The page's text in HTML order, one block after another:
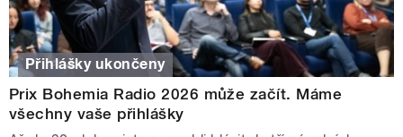
Přihlášky ukončeny
Prix Bohemia Radio 2026 může začít. Máme
všechny vaše přihlášky